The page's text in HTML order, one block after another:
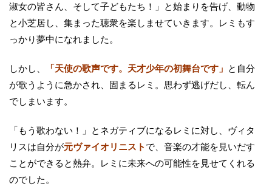
淑女の皆さん、そして子どもたち！」と始まりを告げ、動物
と小芝居し、集まった聴衆を楽しませていきます。レミもす
っかり夢中になれました。
しかし、 「天使の歌声です。天才少年の初舞台です」 と自分
が歌うように急かされ、固まるレミ。思わず逃げだし、転ん
でしまいます。
「もう歌わない！」とネガティブになるレミに対し、ヴィタ
リスは自分が元ヴァイオリニスト で、音楽の才能を見いだす
ことができると熱弁。レミに未来への可能性を見せてくれる
のでした。